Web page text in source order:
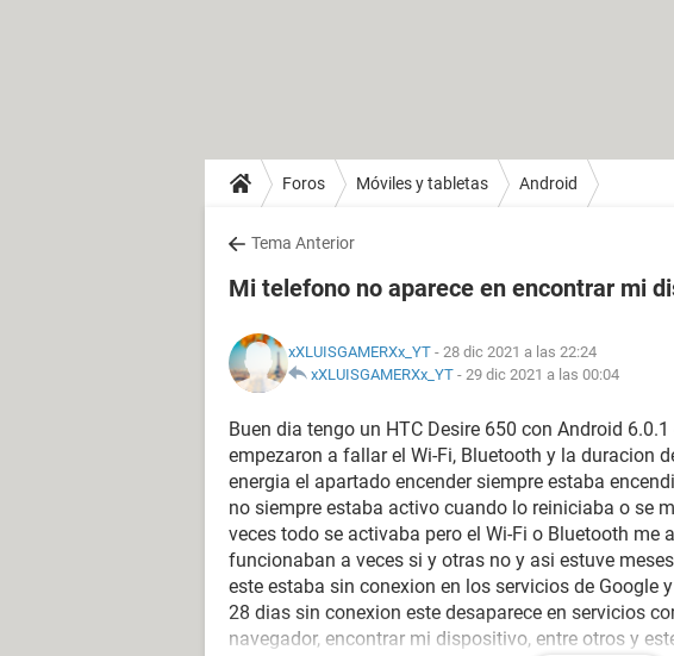
Foros Móviles y tabletas Android
Tema Anterior
Mi telefono no aparece en encontrar mi
xXLUISGAMERXx_YT - 28 dic 2021 a las 22:24
xXLUISGAMERXx_YT - 29 dic 2021 a las 00:04
Buen dia tengo un HTC Desire 650 con Android
empezaron a fallar el Wi-Fi, Bluetooth y la duracion
energia el apartado encender siempre estaba
no siempre estaba activo cuando lo reiniciaba o se
veces todo se activaba pero el Wi-Fi o Bluetooth me
funcionaban a veces si y otras no y asi estuve
este estaba sin conexion en los servicios de Google
28 dias sin conexion este desaparece en servicios
navegador, encontrar mi dispositivo, entre otros y